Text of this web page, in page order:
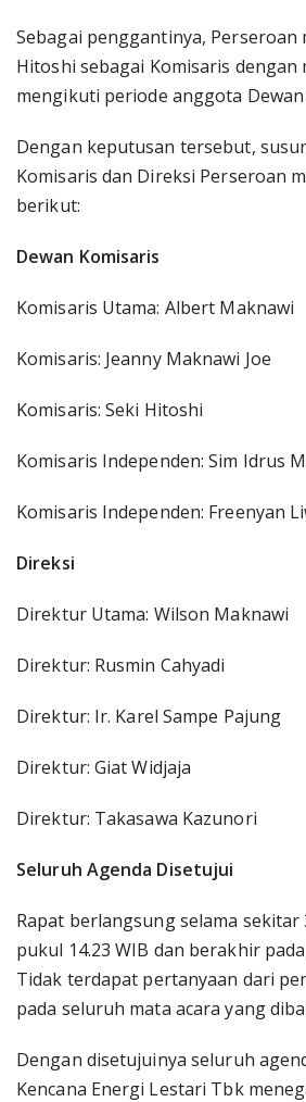
Sebagai penggantinya, Perseroan
Hitoshi sebagai Komisaris dengan
mengikuti periode anggota
Dengan keputusan tersebut,
Komisaris dan Direksi Perseroan
berikut:
Dewan Komisaris
Komisaris Utama: Albert Maknawi
Komisaris: Jeanny Maknawi Joe
Komisaris: Seki Hitoshi
Komisaris Independen: Sim Idrus
Komisaris Independen: Freenyan
Direksi
Direktur Utama: Wilson Maknawi
Direktur: Rusmin Cahyadi
Direktur: Ir. Karel Sampe Pajung
Direktur: Giat Widjaja
Direktur: Takasawa Kazunori
Seluruh Agenda Disetujui
Rapat berlangsung selama sekitar
pukul 14.23 WIB dan berakhir
Tidak terdapat pertanyaan dari
pada seluruh mata acara yang
Dengan disetujuinya seluruh
Kencana Energi Lestari Tbk